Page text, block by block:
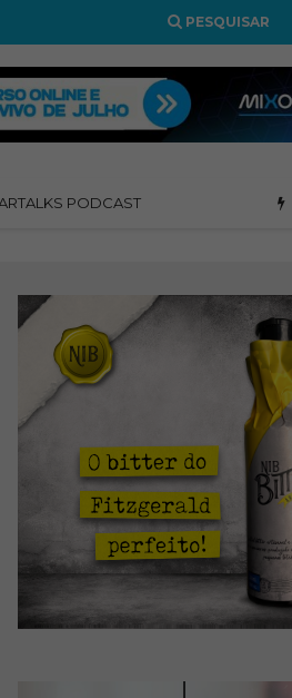
PESQUISAR
PODCAST